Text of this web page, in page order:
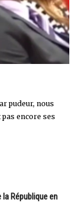
pudeur, nous
encore ses
République en